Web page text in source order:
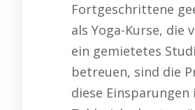
Fortgeschrittene
als Yoga-Kurse,
ein gemietetes
betreuen, sind die
diese